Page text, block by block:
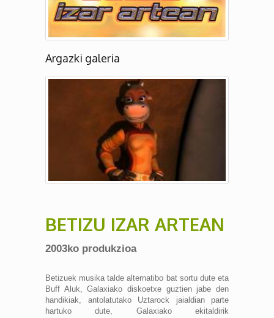
Argazki galeria
BETIZU IZAR ARTEAN
2003ko produkzioa
Betizuek musika talde alternatibo bat sortu dute eta
Buff Aluk, Galaxiako diskoetxe guztien jabe den
handikiak, antolatutako Uztarock jaialdian parte
hartuko dute, Galaxiako ekitaldirik